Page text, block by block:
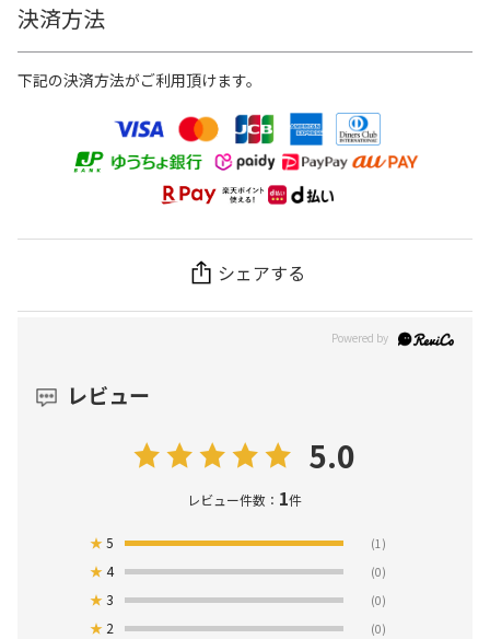
決済方法
下記の決済方法がご利用頂けます。
シェアする
レビュー
5.0
レビュー件数： 1件
★5 (1)
★4 (0)
★3 (0)
★ 2 (0)